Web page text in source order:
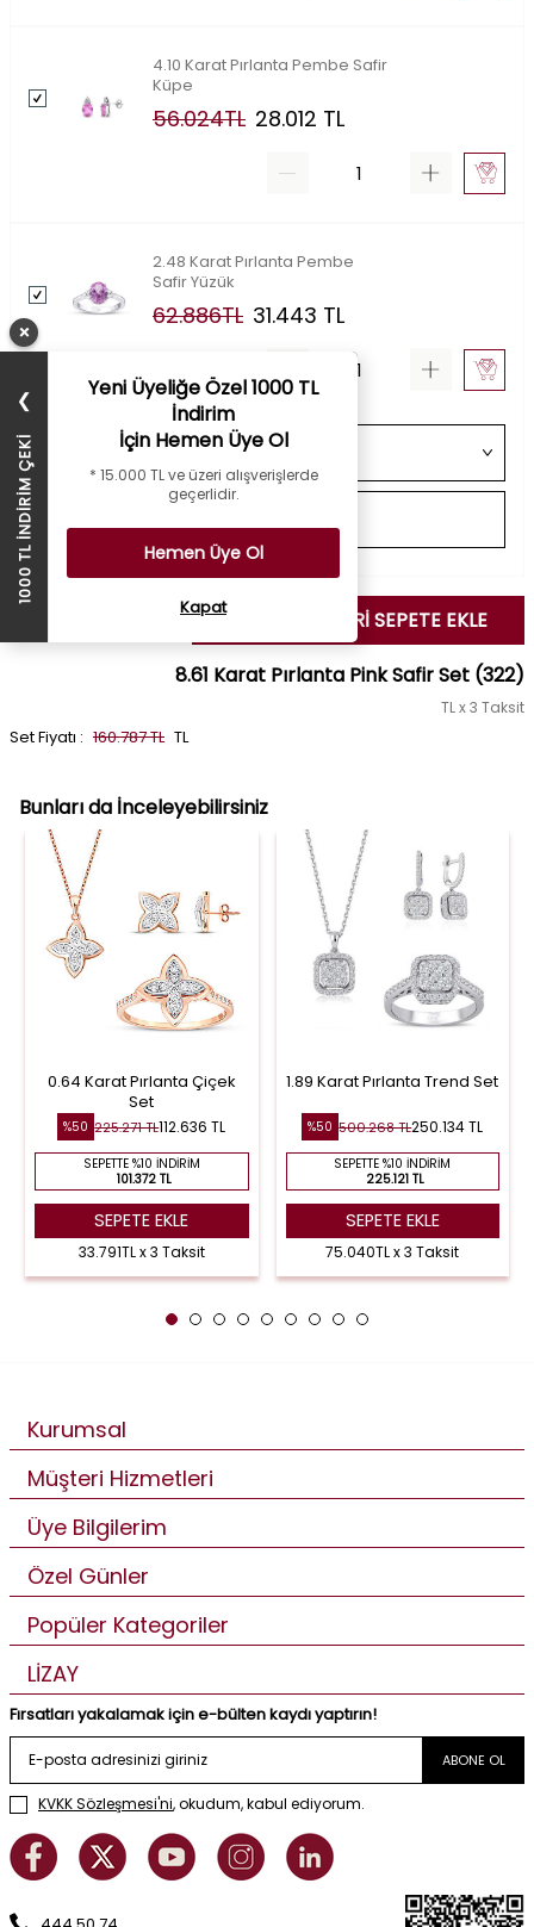
4.10 Karat Pırlanta Pembe Safir
Küpe
56.024TL 28.012 TL
2.48 Karat Pırlanta Pembe
Safir Yüzük
62.886TL 31.443 TL
SEÇİLENLERİ SEPETE EKLE
8.61 Karat Pırlanta Pink Safir Set (322)
TL x 3 Taksit
Set Fiyatı : 160.787 TL TL
Bunları da İnceleyebilirsiniz
0.64 Karat Pırlanta Çiçek
Set
%50 225.271 TL112.636 TL
SEPETTE %10 İNDIRIM
101.372 TL
SEPETE EKLE
33.791TL x 3 Taksit
1.89 Karat Pırlanta Trend Set
%50 500.268 TL250.134 TL
SEPETTE %10 İNDIRIM
225.121 TL
SEPETE EKLE
75.040TL x 3 Taksit
Kurumsal
Müşteri Hizmetleri
Üye Bilgilerim
Özel Günler
Popüler Kategoriler
LİZAY
Fırsatları yakalamak için e-bülten kaydı yaptırın!
ABONE OL
KVKK Sözleşmesi'ni, okudum, kabul ediyorum.
×
❯
1000 TL İNDİRİM ÇEKİ
Yeni Üyeliğe Özel 1000 TL
İndirim
İçin Hemen Üye Ol
* 15.000 TL ve üzeri alışverişlerde
geçerlidir.
Hemen Üye Ol
Kapat